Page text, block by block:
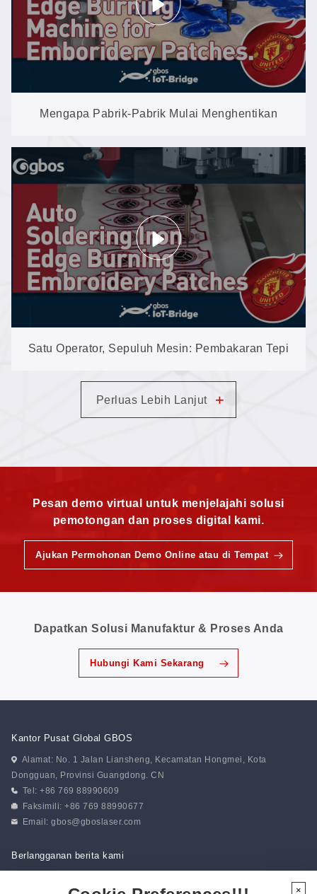
Mengapa Pabrik-Pabrik Mulai Menghentikan
Penggunaan Setrika Tangan: Pembakaran Tepi
Otomatis untuk Lambang Bordir
Satu Operator, Sepuluh Mesin: Pembakaran Tepi
Perluas Lebih Lanjut +
Pesan demo virtual untuk menjelajahi solusi
pemotongan dan proses digital kami.
Ajukan Permohonan Demo Online atau di Tempat
Dapatkan Solusi Manufaktur & Proses Anda
Hubungi Kami Sekarang
Kantor Pusat Global GBOS
Alamat: No. 1 Jalan Liansheng, Kecamatan Hongmei, Kota
Dongguan, Provinsi Guangdong. CN
Tel: +86 769 88990609
Faksimili: +86 769 88990677
Email:gbos@gboslaser.com
Berlangganan berita kami
×